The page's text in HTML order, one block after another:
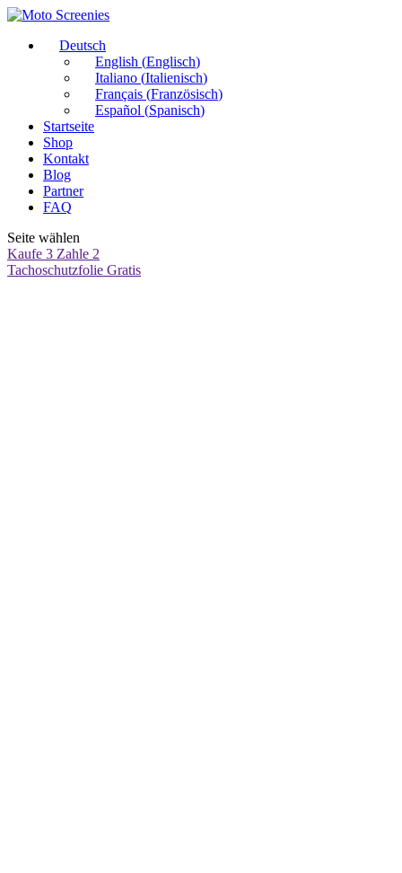
Deutsch
English (Englisch)
Italiano (Italienisch)
Français (Französisch)
Español (Spanisch)
Startseite
Shop
Kontakt
Blog
Partner
FAQ
Seite wählen
Kaufe 3 Zahle 2
Tachoschutzfolie Gratis